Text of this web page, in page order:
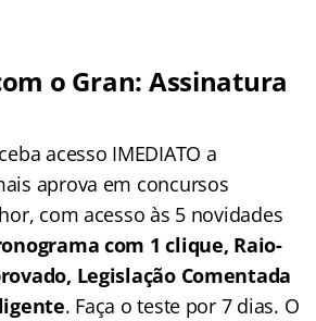
o Gran: Assinatura
acesso IMEDIATO a
aprova em concursos
com acesso às 5 novidades
com 1 clique, Raio-
Legislação Comentada
. Faça o teste por 7 dias. O